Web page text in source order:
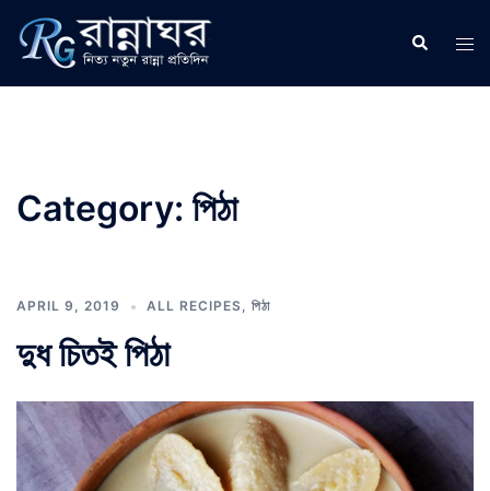
content
Search
Category: পিঠা
APRIL 9, 2019 ALL RECIPES, পিঠা
দুধ চিতই পিঠা